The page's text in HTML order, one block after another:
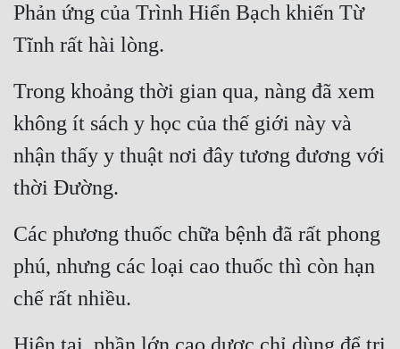
Đông Phương Huyền Huyễn
Cẩu Đạo Trường Sinh
Ngự Thú
Truyện Nữ
Vô Địch Lưu
Phản ứng của Trình Hiển Bạch khiến Từ
Tĩnh rất hài lòng.
Trong khoảng thời gian qua, nàng đã xem
không ít sách y học của thế giới này và
nhận thấy y thuật nơi đây tương đương với
thời Đường.
Các phương thuốc chữa bệnh đã rất phong
phú, nhưng các loại cao thuốc thì còn hạn
chế rất nhiều.